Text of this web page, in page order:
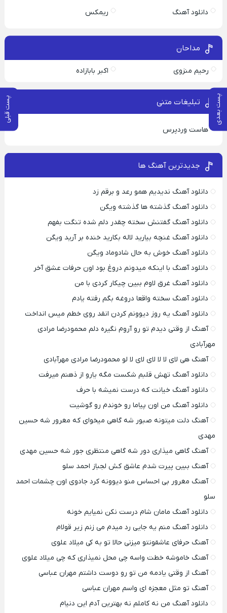
پست بعدی پست قبلی
دانلود آهنگ ریمکس
مداحان
رحیم منزوی اکبر بابازاده
تبلیغات متنی
هاست وردپرس
جدیدترین آهنگ ها
دانلود آهنگ ندیدیم همو رعد و برقم زد
دانلود آهنگ گذشته ها گذشته ویگن
دانلود آهنگ گفتنش سخته چقدر دلم شده تنگت بفهم
دانلود آهنگ غنچه بیارید لاله بکارید خنده بر آرید ویگن
دانلود آهنگ خوش به حال شادوماد ویگن
دانلود آهنگ با اینکه میدونم دروغ بود اون حرفات عشق آخر
دانلود آهنگ غرق لاوم ببین چیکار کردی با من
دانلود آهنگ سخته واقعا دروغه بگم رفته یادم
دانلود آهنگ یه روز دیوونم کردن انقد روی خطم میس انداخت
آهنگ از وقتی دیدم تو رو آروم نگیره دلم محمودرضا مرادی
مهرآبادی
آهنگ هی لای لا لا لای لای لا لو محمودرضا مرادی مهرآبادی
دانلود آهنگ تهش قلبم شکست مگه یارو از ذهنم میرفت
دانلود آهنگ خیانت که درست نمیشه با حرف
دانلود آهنگ من اون پیاما رو خوندم رو گوشیت
آهنگ دلت میتونه صبور شه گاهی میخوای که مغرور شه حسین
مهدی
آهنگ گاهی میذاری دور شه گاهی منتظری جور شه حسین مهدی
آهنگ ببین پیرت شدم عاشق کش لجباز احمد سلو
آهنگ مغرور بی احساس منو دیوونه کرد جادوی اون چشمات احمد
سلو
دانلود آهنگ مامان شام درست نکن نمیایم خونه
دانلود آهنگ منم یه جایی رد میدم می زنم زیر قولام
آهنگ حرفای عاشقونتو میزنی حالا تو به کی میلاد علوی
آهنگ خاموشه خطت واسه چی محل نمیذاری که چی میلاد علوی
آهنگ از وقتی یادمه من تو رو دوست داشتم مهران عباسی
آهنگ تو مثل معجزه ای واسم مهران عباسی
دانلود آهنگ من نه کاملم نه بهترین آدم این دنیام